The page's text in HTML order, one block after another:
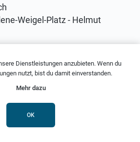
Weigel-Platz - Helmut
Mann-Straße
Schöneberg"
Dienstleistungen anzubieten. Wenn du
nutzt, bist du damit einverstanden.
Mehr dazu
OK